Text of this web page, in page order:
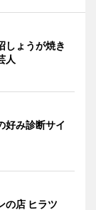
しょうが焼き
人
好み診断サイ
の店 ヒラツ